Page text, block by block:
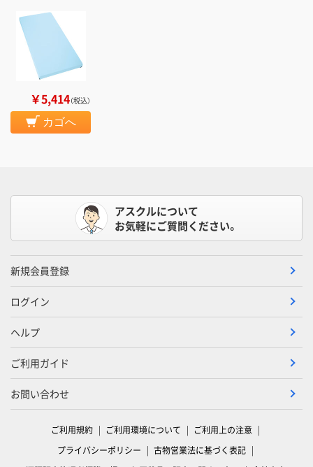
￥5,414（税込）
カゴへ
アスクルについて
お気軽にご質問ください。
新規会員登録
ログイン
ヘルプ
ご利用ガイド
お問い合わせ
ご利用規約 ご利用環境について
ご利用上の注意
プライバシーポリシー
古物営業法に基づく表記